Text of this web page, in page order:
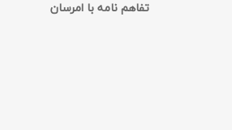
تفاهم نامه با امرسان